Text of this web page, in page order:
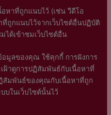
หาที่ถูกแนบไว้ (เช่น วีดีโอ
ถูกแนบไว้จากเว็บไซต์อื่นปฏิบัติ
ได้เข้าชมเว็บไซต์อื่น
อมูลของคุณ ใช้คุกกี้ การฝังการ
ฝ้าดูการปฏิสัมพันธ์กับเนื้อหาที่
สัมพันธ์ของคุณกับเนื้อหาที่ถูก
ในเว็บไซต์นั้นไว้